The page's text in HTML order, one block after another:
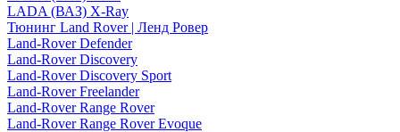
LADA (ВАЗ) X-Ray
Тюнинг Land Rover | Ленд Ровер
Land-Rover Defender
Land-Rover Discovery
Land-Rover Discovery Sport
Land-Rover Freelander
Land-Rover Range Rover
Land-Rover Range Rover Evoque